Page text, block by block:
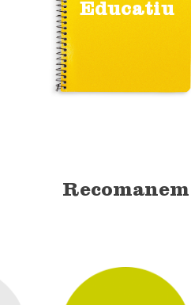
Educatiu
Recomanem